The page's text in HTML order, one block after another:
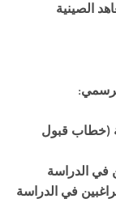
الصينية
:
(خطاب قبول
في الدراسة
في الدراسة